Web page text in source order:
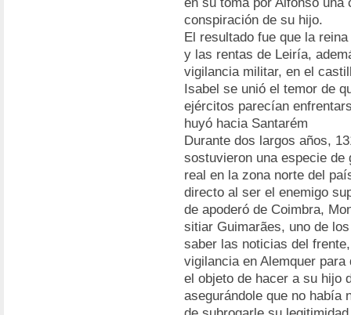
conspiración de su hijo.
El resultado fue que la
y las rentas de Leiría,
vigilancia militar, en el
Isabel se unió el temor de
ejércitos parecían
huyó hacia Santarém
Durante dos largos años,
sostuvieron una especie
real en la zona norte del
directo al ser el enemigo
de apoderó de Coimbra,
sitiar Guimarães, uno de
saber las noticias del
vigilancia en Alemquer
el objeto de hacer a su hijo
asegurándole que no había